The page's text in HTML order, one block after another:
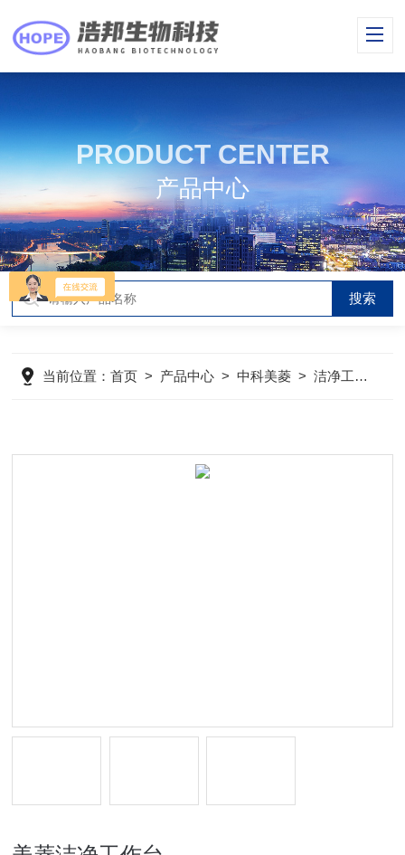
PRODUCT CENTER
产品中心
当前位置：首页 > 产品中心 >中科美菱 >洁净工作台